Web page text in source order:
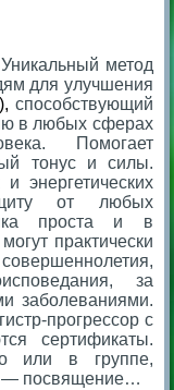
Уникальный метод
для улучшения
способствующий
в любых сферах
Помогает
тонус и силы.
энергетических
от любых
проста и в
практически
за
заболеваниями.
прогрессор с
сертификаты.
или в группе,
— посвящение…